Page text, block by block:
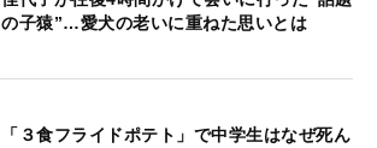
の子猿”…愛犬の老いに重ねた思いとは
「３食フライドポテト」で中学生はなぜ死ん